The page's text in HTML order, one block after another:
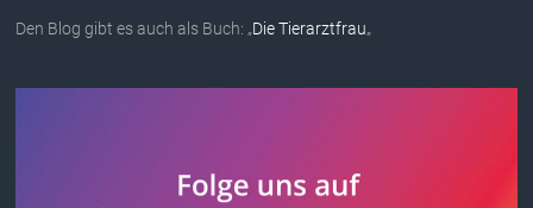
Den Blog gibt es auch als Buch: „Die Tierarztfrau„